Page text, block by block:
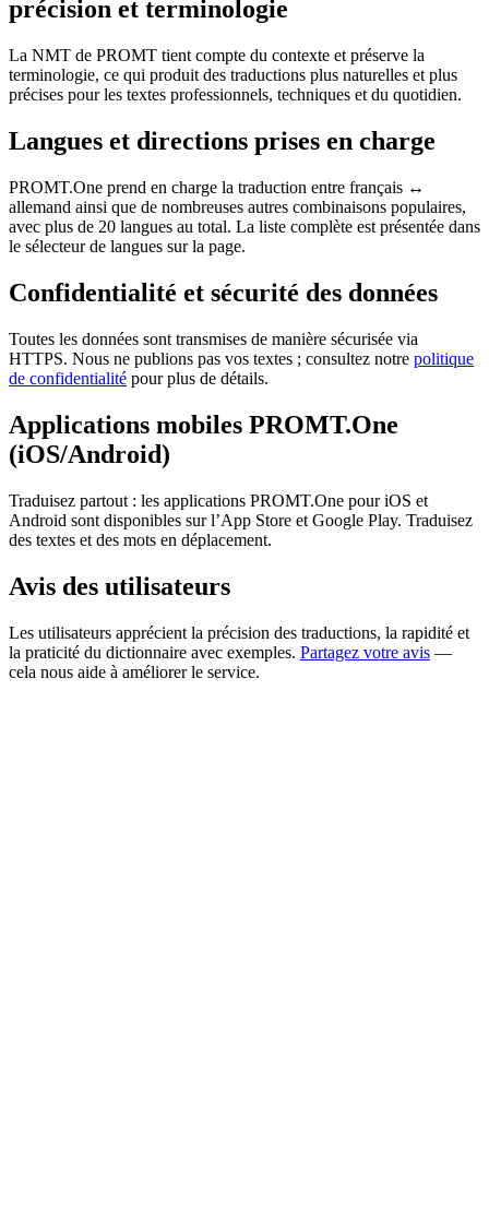
précision et terminologie
La NMT de PROMT tient compte du contexte et préserve la
terminologie, ce qui produit des traductions plus naturelles et plus
précises pour les textes professionnels, techniques et du quotidien.
Langues et directions prises en charge
PROMT.One prend en charge la traduction entre français ↔
allemand ainsi que de nombreuses autres combinaisons populaires,
avec plus de 20 langues au total. La liste complète est présentée dans
le sélecteur de langues sur la page.
Confidentialité et sécurité des données
Toutes les données sont transmises de manière sécurisée via
HTTPS. Nous ne publions pas vos textes ; consultez notre politique
de confidentialité pour plus de détails.
Applications mobiles PROMT.One
(iOS/Android)
Traduisez partout : les applications PROMT.One pour iOS et
Android sont disponibles sur l’App Store et Google Play. Traduisez
des textes et des mots en déplacement.
Avis des utilisateurs
Les utilisateurs apprécient la précision des traductions, la rapidité et
la praticité du dictionnaire avec exemples. Partagez votre avis —
cela nous aide à améliorer le service.